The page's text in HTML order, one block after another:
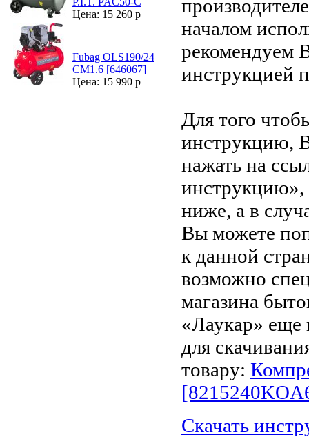
Цена: 15 260 р
Fubag OLS190/24
CM1.6 [646067]
Цена: 15 990 р
началом
рекомендуем
инструкцией
Для того
инструкцию,
нажать на
ниже, а в
Вы можете
к данной
возможно
магазина
«Лаукар» еще
для
товару:
Скачать